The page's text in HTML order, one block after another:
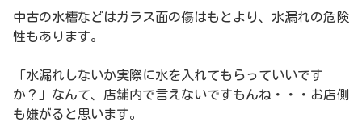
中古の水槽などはガラス面の傷はもとより、水漏れの危険
性もあります。
「水漏れしないか実際に水を入れてもらっていいです
か？」なんて、店舗内で言えないですもんね・・・お店側
も嫌がると思います。